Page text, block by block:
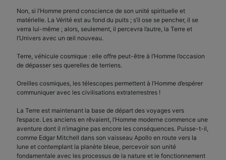
Non, si l’Homme prend conscience de son unité spirituelle et
matérielle. La Vérité est au fond du puits ; s’il ose se pencher, il se
verra lui-même ; alors, seulement, il percevra l’autre, la Terre et
l’Univers avec un œil nouveau.
Terre, véhicule cosmique : elle offre peut-être à l’Homme l’occasion
de dépasser ses querelles de terriens.
Oreilles cosmiques, les télescopes permettent à l’Homme d’espérer
communiquer avec les civilisations extraterrestres !
La Terre est maintenant la base de départ des voyages vers
l’espace. Les anciens en rêvaient, l’Homme moderne commence une
aventure dont il n’imagine pas encore les conséquences. Puisse-t-il,
comme Edgar Mitchell dans son vaisseau Apollo en route vers la
lune et contemplant la planète bleue, percevoir son unité
fondamentale avec les processus de la nature et le fonctionnement